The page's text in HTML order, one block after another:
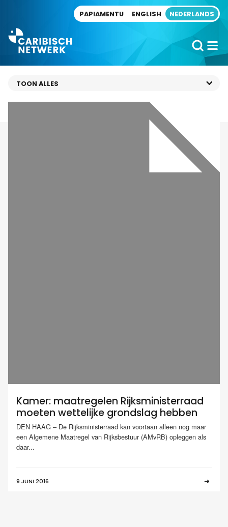
PAPIAMENTU ENGLISH NEDERLANDS
Kamer: maatregelen Rijksministerraad
moeten wettelijke grondslag hebben
DEN HAAG – De Rijksministerraad kan voortaan alleen nog maar
een Algemene Maatregel van Rijksbestuur (AMvRB) opleggen als
daar...
9 JUNI 2016